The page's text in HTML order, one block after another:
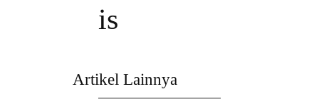
is
Artikel Lainnya